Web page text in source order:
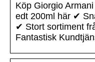
Köp Giorgio
edt 200ml här ✔
✔ Stort sortiment
Fantastisk